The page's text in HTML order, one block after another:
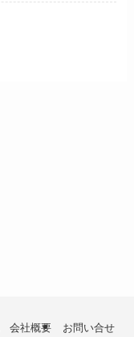
会社概要 お問い合せ